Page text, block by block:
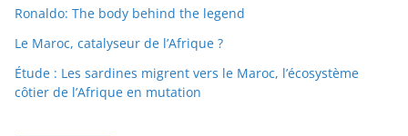
Ronaldo: The body behind the legend
Le Maroc, catalyseur de l’Afrique ?
Étude : Les sardines migrent vers le Maroc, l’écosystème
côtier de l’Afrique en mutation